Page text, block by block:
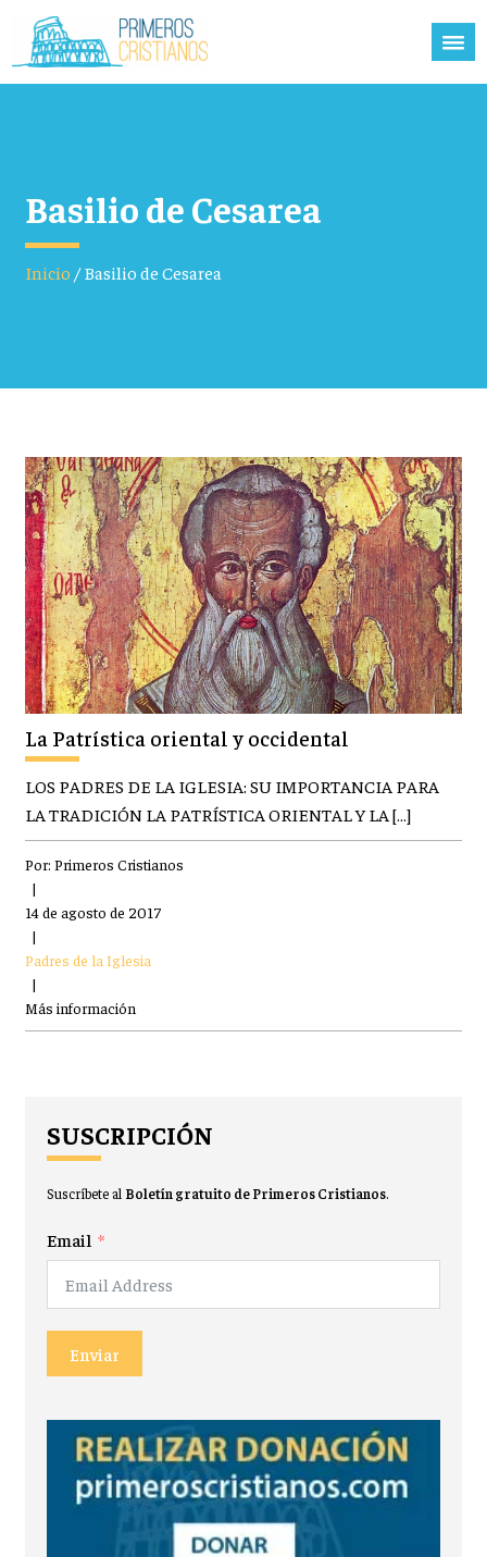
Basilio de Cesarea
Inicio/Basilio de Cesarea
La Patrística oriental y occidental
LOS PADRES DE LA IGLESIA: SU IMPORTANCIA PARA
LA TRADICIÓN LA PATRÍSTICA ORIENTAL Y LA […]
Por: Primeros Cristianos
|
14 de agosto de 2017
|
Padres de la Iglesia
|
Más información
SUSCRIPCIÓN
Suscríbete al Boletín gratuito de Primeros Cristianos.
Email
Enviar